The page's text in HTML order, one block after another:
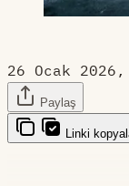
26 Ocak
Paylaş
Linki